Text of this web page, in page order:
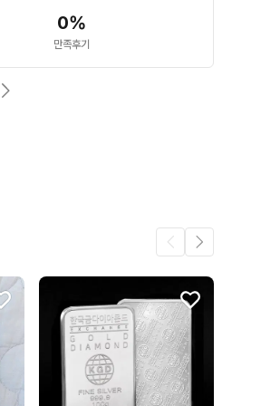
0%
만족후기